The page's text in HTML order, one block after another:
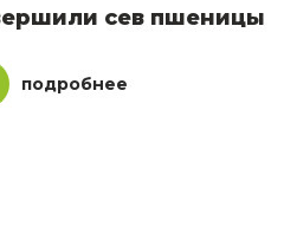
сев пшеницы
подробнее